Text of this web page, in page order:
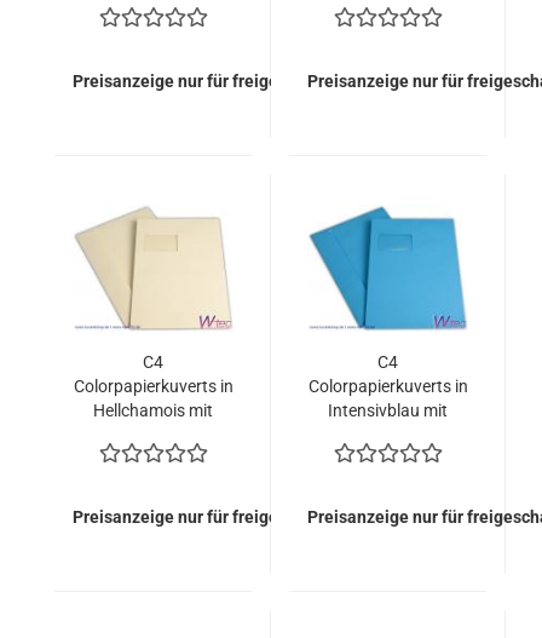
= 170,00 EURO)
Preisanzeige nur für freigeschaltete Kunden
170,00 EURO)
Preisanzeige nur für
C4
Colorpapierkuverts in
Hellchamois mit
Preisanzeige nur für freigeschaltete Kunden
C4
Colorpapierkuverts in
Intensivblau mit
= 170,00 EURO)
Preisanzeige nur für